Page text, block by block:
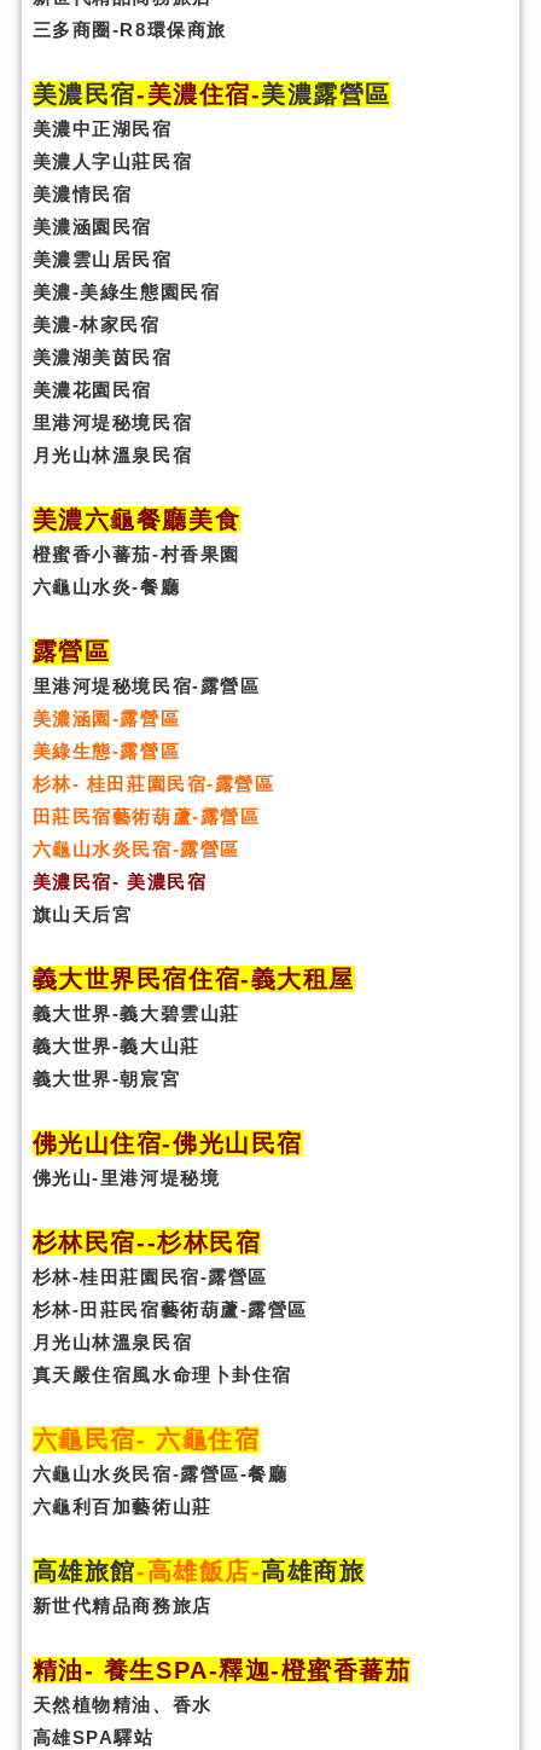
三多商圈-R8環保商旅
美濃民宿-美濃住宿-美濃露營區
美濃中正湖民宿
美濃人字山莊民宿
美濃情民宿
美濃涵園民宿
美濃雲山居民宿
美濃-美綠生態園民宿
美濃-林家民宿
美濃湖美茵民宿
美濃花園民宿
里港河堤秘境民宿
月光山林溫泉民宿
美濃六龜餐廳美食
橙蜜香小蕃茄-村香果園
六龜山水炎-餐廳
露營區
里港河堤秘境民宿-露營區
美濃涵園-露營區
美綠生態-露營區
杉林- 桂田莊園民宿-露營區
田莊民宿藝術葫蘆-露營區
六龜山水炎民宿-露營區
美濃民宿- 美濃民宿
旗山天后宮
義大世界民宿住宿-義大租屋
義大世界-義大碧雲山莊
義大世界-義大山莊
義大世界-朝宸宮
佛光山住宿-佛光山民宿
佛光山-里港河堤秘境
杉林民宿--杉林民宿
杉林-桂田莊園民宿-露營區
杉林-田莊民宿藝術葫蘆-露營區
月光山林溫泉民宿
真天嚴住宿風水命理卜卦住宿
六龜民宿- 六龜住宿
六龜山水炎民宿-露營區-餐廳
六龜利百加藝術山莊
高雄旅館-高雄飯店-高雄商旅
新世代精品商務旅店
精油- 養生SPA-釋迦-橙蜜香蕃茄
天然植物精油、香水
高雄SPA驛站